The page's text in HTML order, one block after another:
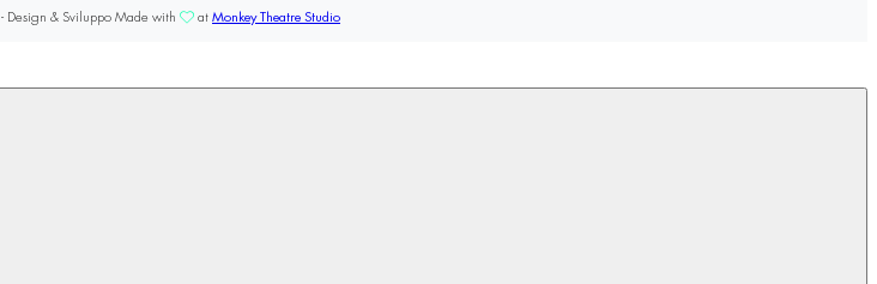
- Design & Sviluppo Made with at Monkey Theatre Studio